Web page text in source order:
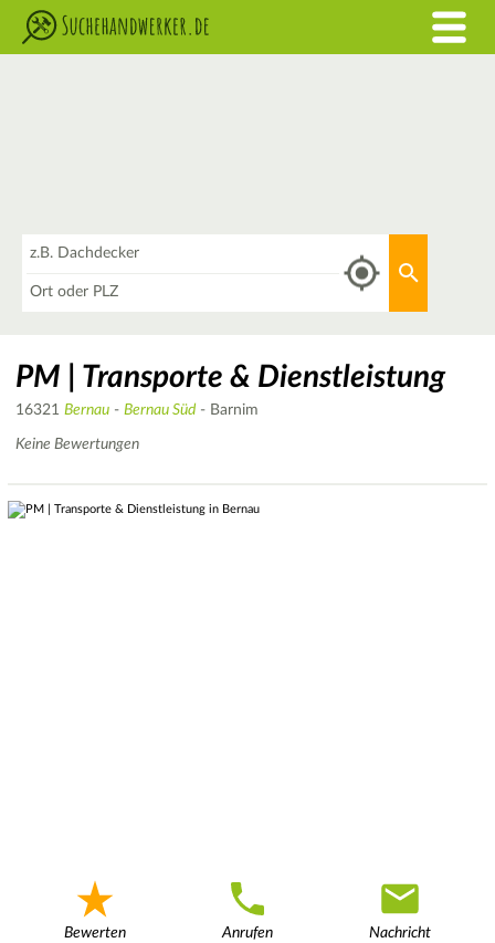
PM | Transporte & Dienstleistung
16321 Bernau - Bernau Süd - Barnim
Keine Bewertungen
Bewerten Anrufen Nachricht